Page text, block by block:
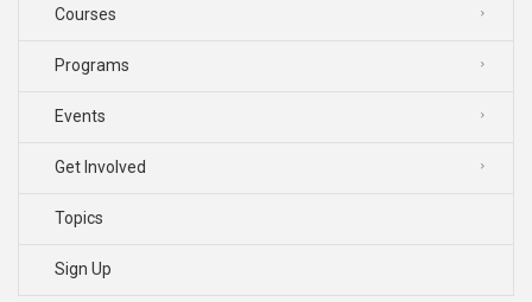
Courses
Programs
Events
Get Involved
Topics
Sign Up